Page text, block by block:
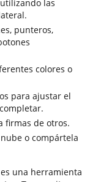
las
punteros,
colores o
para ajustar el
firmas de otros.
o compártela
una herramienta